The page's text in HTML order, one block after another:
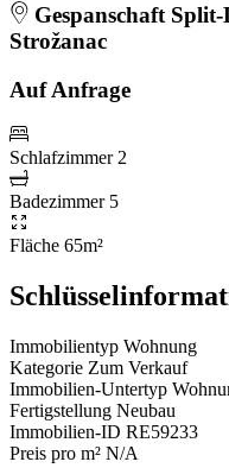
Gespanschaft
Strožanac
Auf Anfrage
Schlafzimmer 2
Badezimmer 5
Fläche 65m²
Immobilientyp Wohnung
Kategorie Zum Verkauf
Immobilien-Untertyp
Fertigstellung Neubau
Immobilien-ID RE59233
Preis pro m² N/A